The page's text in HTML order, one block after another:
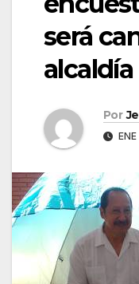
será
Por